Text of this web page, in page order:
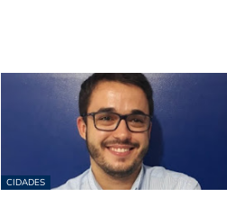
CIDADES